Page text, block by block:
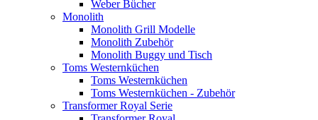
Weber Bücher
Monolith
Monolith Grill Modelle
Monolith Zubehör
Monolith Buggy und Tisch
Toms Westernküchen
Toms Westernküchen
Toms Westernküchen - Zubehör
Transformer Royal Serie